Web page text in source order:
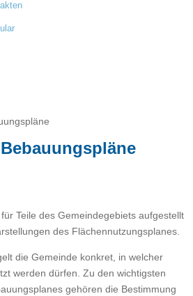
Teile des Gemeindegebiets aufgestellt
des Flächennutzungsplanes.
die Gemeinde konkret, in welcher
werden dürfen. Zu den wichtigsten
gehören die Bestimmung